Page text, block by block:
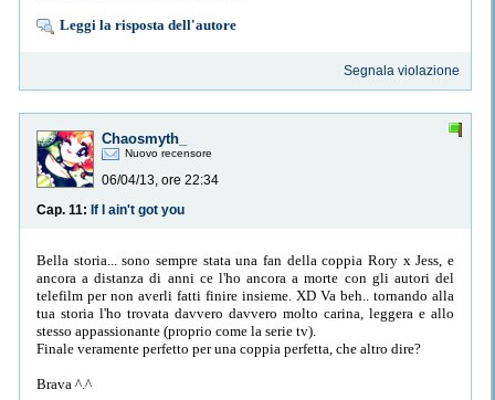
Leggi la risposta dell'autore
Segnala violazione
Chaosmyth_
Nuovo recensore
06/04/13, ore 22:34
Cap. 11: If I ain't got you
Bella storia... sono sempre stata una fan della coppia Rory x Jess, e
ancora a distanza di anni ce l'ho ancora a morte con gli autori del
telefilm per non averli fatti finire insieme. XD Va beh.. tornando alla
tua storia l'ho trovata davvero davvero molto carina, leggera e allo
stesso appassionante (proprio come la serie tv).
Finale veramente perfetto per una coppia perfetta, che altro dire?
Brava ^.^